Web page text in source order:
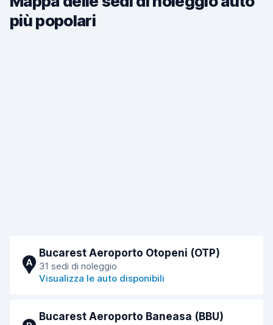
più popolari
A
Bucarest Aeroporto Otopeni (OTP)
31 sedi di noleggio
Visualizza le auto disponibili
Bucarest Aeroporto Baneasa (BBU)